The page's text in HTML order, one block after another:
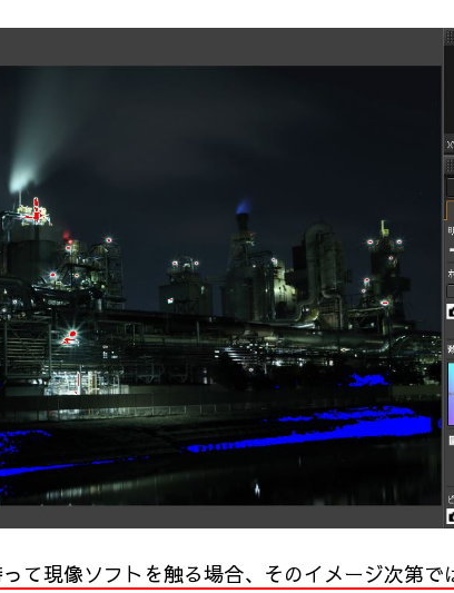
て現像ソフトを触る場合、そのイメージ次第で